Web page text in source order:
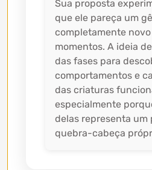
Sua proposta
que ele pareça um
completamente
momentos. A ideia
das fases para
comportamentos e
das criaturas
especialmente
delas representa um
quebra-cabeça